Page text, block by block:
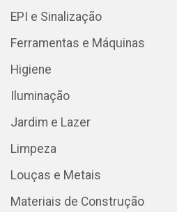
EPI e Sinalização
Ferramentas e Máquinas
Higiene
Iluminação
Jardim e Lazer
Limpeza
Louças e Metais
Materiais de Construção